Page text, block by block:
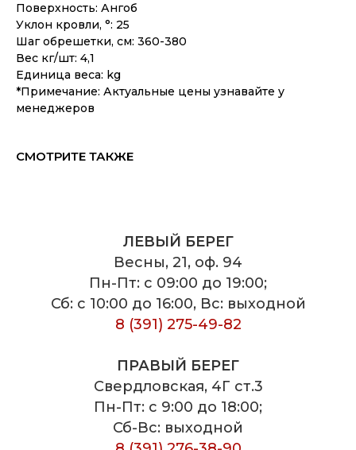
Поверхность: Ангоб
Уклон кровли, °: 25
Шаг обрешетки, см: 360-380
Вес кг/шт: 4,1
Единица веса: kg
*Примечание: Актуальные цены узнавайте у
менеджеров
СМОТРИТЕ ТАКЖЕ
ЛЕВЫЙ БЕРЕГ
Весны, 21, оф. 94
Пн-Пт: с 09:00 до 19:00;
Сб: с 10:00 до 16:00, Вс: выходной
8 (391) 275-49-82
ПРАВЫЙ БЕРЕГ
Свердловская, 4Г ст.3
Пн-Пт: с 9:00 до 18:00;
Сб-Вс: выходной